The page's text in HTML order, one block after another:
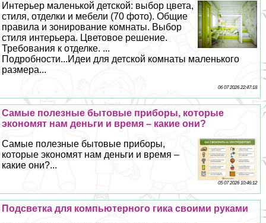
Интерьер маленькой детской: выбор цвета,
стиля, отделки и мебели (70 фото). Общие
правила и зонирование комнаты. Выбор
стиля интерьера. Цветовое решение.
Требования к отделке. ...
Подробности...Идеи для детской комнаты маленького
размера...
06 07 2026 22:47:18
Самые полезные бытовые приборы, которые
экономят нам деньги и время – какие они?
Самые полезные бытовые приборы,
которые экономят нам деньги и время –
какие они?...
05 07 2026 10:46:12
Подсветка для компьютерного гика своими руками